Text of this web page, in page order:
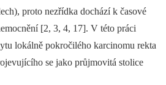
proto nezřídka dochází k časové
[2, 3, 4, 17]. V této práci
lokálně pokročilého karcinomu rekta
se jako průjmovitá stolice